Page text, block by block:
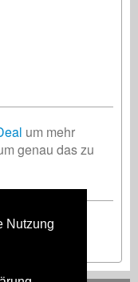
Nutzung
um mehr
genau das zu